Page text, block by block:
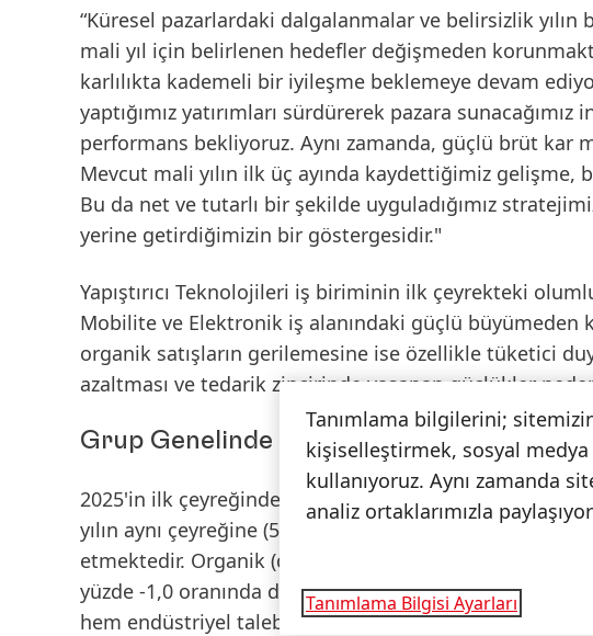
“Küresel pazarlardaki dalgalanmalar ve belirsizlik
mali yıl için belirlenen hedefler değişmeden
karlılıkta kademeli bir iyileşme beklemeye devam
yaptığımız yatırımları sürdürerek pazara
performans bekliyoruz. Aynı zamanda, güçlü brüt kar
Mevcut mali yılın ilk üç ayında kaydettiğimiz
Bu da net ve tutarlı bir şekilde uyguladığımız
yerine getirdiğimizin bir göstergesidir."
Yapıştırıcı Teknolojileri iş biriminin ilk çeyrekteki
Mobilite ve Elektronik iş alanındaki güçlü büyümeden
organik satışların gerilemesine ise özellikle tüketici
azaltması ve tedarik zincirinde yaşanan güçlükler
Grup Genelinde Satış Performansı
2025'in ilk çeyreğinde Grup genelinde satışlar
5,242
yılın aynı çeyreğine (5,317 milyar Euro) kıyasla
nominal
etmektedir. Organik (döviz kurları ve satın alma/
yüzde -1,0 oranında düşüş gösterdi. Bu gelişme,
hem endüstriyel talebi hem de tüketici duyarlılığını
Tanımlama bilgilerini;
kişiselleştirmek, sosyal
kullanıyoruz. Aynı zamanda
analiz ortaklarımızla
Tanımlama Bilgisi Ayarları